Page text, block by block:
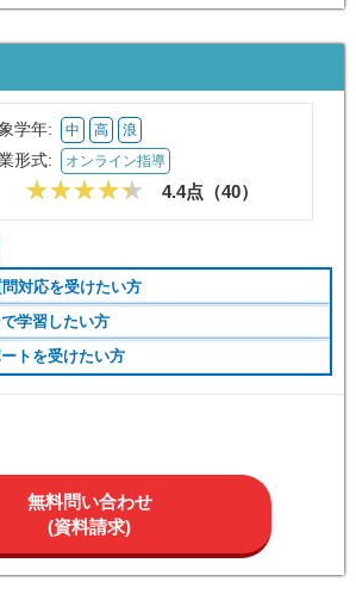
学年: 中 高 浪
形式: オンライン指導
4.4点（40）
対応を受けたい方
学習したい方
トを受けたい方
無料問い合わせ
(資料請求)